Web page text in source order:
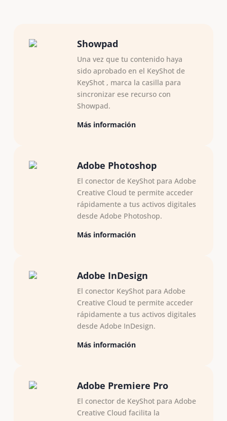
Showpad
Una vez que tu contenido haya
sido aprobado en el KeyShot de
KeyShot , marca la casilla para
sincronizar ese recurso con
Showpad.
Más información
Adobe Photoshop
El conector de KeyShot para Adobe
Creative Cloud te permite acceder
rápidamente a tus activos digitales
desde Adobe Photoshop.
Más información
Adobe InDesign
El conector KeyShot para Adobe
Creative Cloud te permite acceder
rápidamente a tus activos digitales
desde Adobe InDesign.
Más información
Adobe Premiere Pro
El conector de KeyShot para Adobe
Creative Cloud facilita la